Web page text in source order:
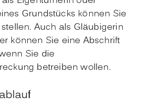
Grundstücks können Sie
Auch als Gläubigerin
können Sie eine Abschrift
Sie die
betreiben wollen.